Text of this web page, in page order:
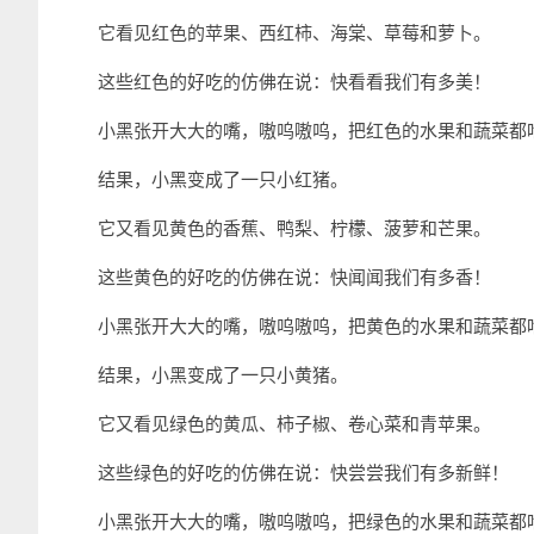
它看见红色的苹果、西红柿、海棠、草莓和萝卜。
这些红色的好吃的仿佛在说：快看看我们有多美！
小黑张开大大的嘴，嗷呜嗷呜，把红色的水果和蔬菜都
结果，小黑变成了一只小红猪。
它又看见黄色的香蕉、鸭梨、柠檬、菠萝和芒果。
这些黄色的好吃的仿佛在说：快闻闻我们有多香！
小黑张开大大的嘴，嗷呜嗷呜，把黄色的水果和蔬菜都
结果，小黑变成了一只小黄猪。
它又看见绿色的黄瓜、柿子椒、卷心菜和青苹果。
这些绿色的好吃的仿佛在说：快尝尝我们有多新鲜！
小黑张开大大的嘴，嗷呜嗷呜，把绿色的水果和蔬菜都